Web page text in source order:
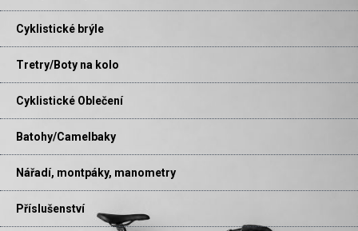
Cyklistické brýle
Tretry/Boty na kolo
Cyklistické Oblečení
Batohy/Camelbaky
Nářadí, montpáky, manometry
Příslušenství